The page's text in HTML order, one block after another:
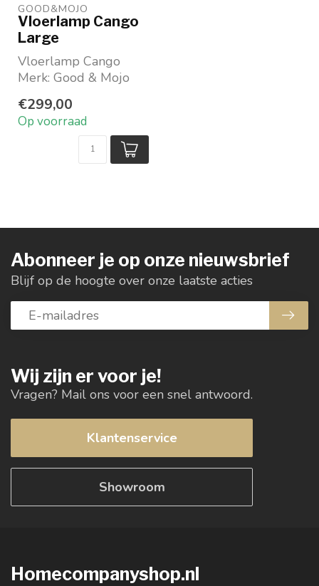
GOOD&MOJO
Vloerlamp Cango
Large
Vloerlamp Cango
Merk: Good & Mojo
Fitting: E27
Wattage: 60W
€299,00
Op voorraad
Wij zijn er voor je!
Vragen? Mail ons voor een snel antwoord.
Klantenservice
Showroom
Abonneer je op onze nieuwsbrief
Blijf op de hoogte over onze laatste acties
Homecompanyshop.nl